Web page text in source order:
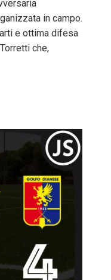
in campo.
e ottima difesa
che,